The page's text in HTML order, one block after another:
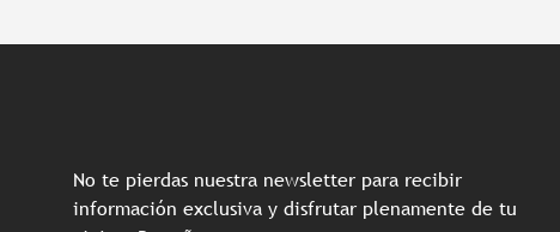
No te pierdas nuestra newsletter para recibir
información exclusiva y disfrutar plenamente de tu